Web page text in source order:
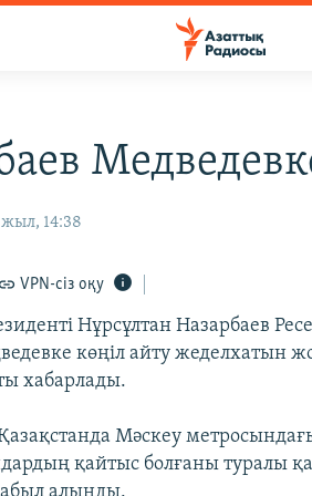
14:38
VPN-сіз оқу
Нұрсұлтан Назарбаев
көңіл айту жеделхатын
хабарлады.
Мәскеу
қайтыс болғаны туралы